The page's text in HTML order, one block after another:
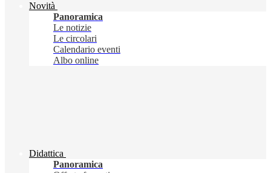
Novità
Panoramica
Le notizie
Le circolari
Calendario eventi
Albo online
Didattica
Panoramica